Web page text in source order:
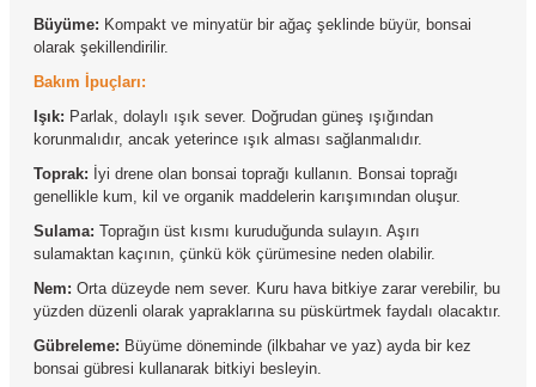
Büyüme: Kompakt ve minyatür bir ağaç şeklinde büyür, bonsai
olarak şekillendirilir.
Bakım İpuçları:
Işık: Parlak, dolaylı ışık sever. Doğrudan güneş ışığından
korunmalıdır, ancak yeterince ışık alması sağlanmalıdır.
Toprak: İyi drene olan bonsai toprağı kullanın. Bonsai toprağı
genellikle kum, kil ve organik maddelerin karışımından oluşur.
Sulama: Toprağın üst kısmı kuruduğunda sulayın. Aşırı
sulamaktan kaçının, çünkü kök çürümesine neden olabilir.
Nem: Orta düzeyde nem sever. Kuru hava bitkiye zarar verebilir, bu
yüzden düzenli olarak yapraklarına su püskürtmek faydalı olacaktır.
Gübreleme: Büyüme döneminde (ilkbahar ve yaz) ayda bir kez
bonsai gübresi kullanarak bitkiyi besleyin.